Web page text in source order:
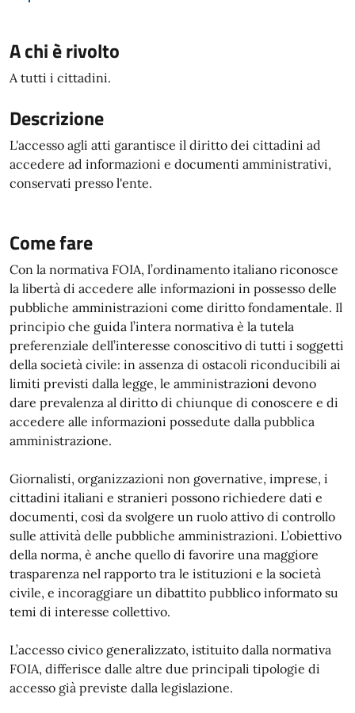
A chi è rivolto
A tutti i cittadini.
Descrizione
L'accesso agli atti garantisce il diritto dei cittadini ad
accedere ad informazioni e documenti amministrativi,
conservati presso l'ente.
Come fare
Con la normativa FOIA, l’ordinamento italiano riconosce
la libertà di accedere alle informazioni in possesso delle
pubbliche amministrazioni come diritto fondamentale. Il
principio che guida l’intera normativa è la tutela
preferenziale dell’interesse conoscitivo di tutti i soggetti
della società civile: in assenza di ostacoli riconducibili ai
limiti previsti dalla legge, le amministrazioni devono
dare prevalenza al diritto di chiunque di conoscere e di
accedere alle informazioni possedute dalla pubblica
amministrazione.
Giornalisti, organizzazioni non governative, imprese, i
cittadini italiani e stranieri possono richiedere dati e
documenti, così da svolgere un ruolo attivo di controllo
sulle attività delle pubbliche amministrazioni. L’obiettivo
della norma, è anche quello di favorire una maggiore
trasparenza nel rapporto tra le istituzioni e la società
civile, e incoraggiare un dibattito pubblico informato su
temi di interesse collettivo.
L’accesso civico generalizzato, istituito dalla normativa
FOIA, differisce dalle altre due principali tipologie di
accesso già previste dalla legislazione.